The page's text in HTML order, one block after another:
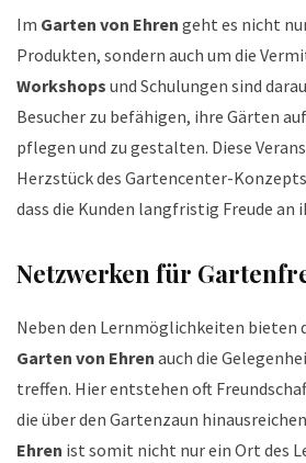
Im Garten von Ehren geht es nicht
Produkten, sondern auch um die
Workshops und Schulungen sind
Besucher zu befähigen, ihre Gärten
pflegen und zu gestalten. Diese
Herzstück des Gartencenter-
dass die Kunden langfristig Freude an
Netzwerken für
Neben den Lernmöglichkeiten bieten
Garten von Ehren auch die
treffen. Hier entstehen oft
die über den Gartenzaun
Ehren ist somit nicht nur ein Ort des